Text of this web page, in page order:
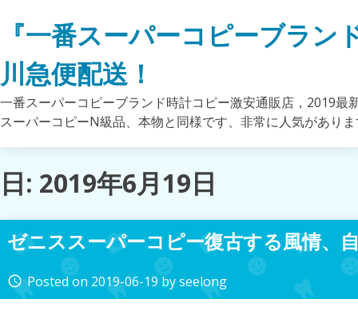
『一番スーパーコピーブラ
川急便配送！
一番スーパーコピーブランド時計コピー激安通販店，2019
スーパーコピーN級品、本物と同様です、非常に人気があり
日: 2019年6月19日
ゼニススーパーコピー復古する風情、
access_time Posted on 2019-06-19 byseelong